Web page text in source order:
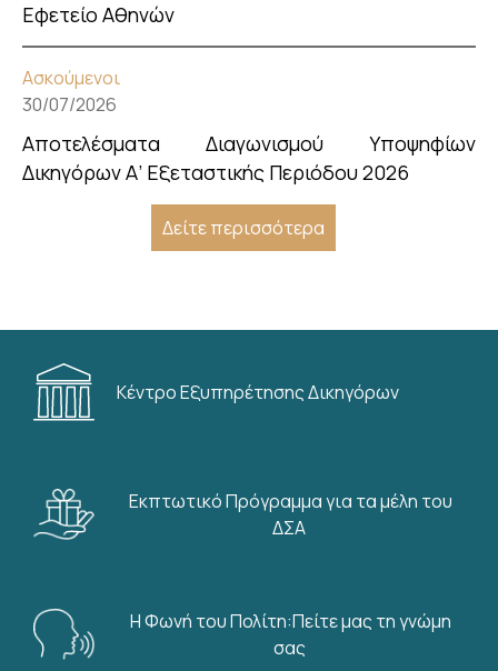
Εφετείο Αθηνών
Ασκούμενοι
30/07/2026
Αποτελέσματα Διαγωνισμού Υποψηφίων
Δικηγόρων Α’ Εξεταστικής Περιόδου 2026
Δείτε περισσότερα
Κέντρο Εξυπηρέτησης Δικηγόρων
Εκπτωτικό Πρόγραμμα για τα μέλη του
ΔΣΑ
Η Φωνή του Πολίτη:Πείτε μας τη γνώμη
σας